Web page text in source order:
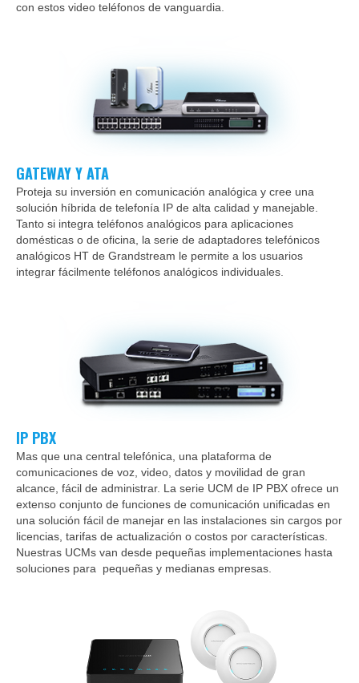
con estos video teléfonos de vanguardia.
GATEWAY Y ATA
Proteja su inversión en comunicación analógica y cree una
solución híbrida de telefonía IP de alta calidad y manejable.
Tanto si integra teléfonos analógicos para aplicaciones
domésticas o de oficina, la serie de adaptadores telefónicos
analógicos HT de Grandstream le permite a los usuarios
integrar fácilmente teléfonos analógicos individuales.
IP PBX
Mas que una central telefónica, una plataforma de
comunicaciones de voz, video, datos y movilidad de gran
alcance, fácil de administrar. La serie UCM de IP PBX ofrece un
extenso conjunto de funciones de comunicación unificadas en
una solución fácil de manejar en las instalaciones sin cargos por
licencias, tarifas de actualización o costos por características.
Nuestras UCMs van desde pequeñas implementaciones hasta
soluciones para pequeñas y medianas empresas.